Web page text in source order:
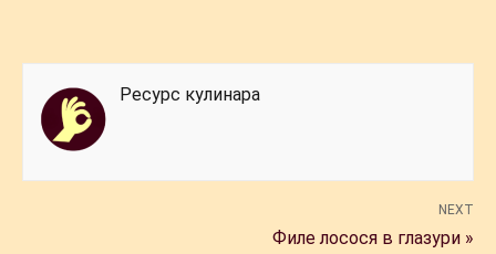
Ресурс кулинара
NEXT
Филе лосося в глазури »